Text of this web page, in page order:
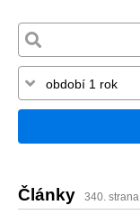
Články 340. strana